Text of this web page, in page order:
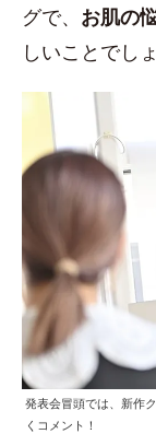
グで、 お肌の
しいことでし
発表会冒頭では、新作
くコメント！